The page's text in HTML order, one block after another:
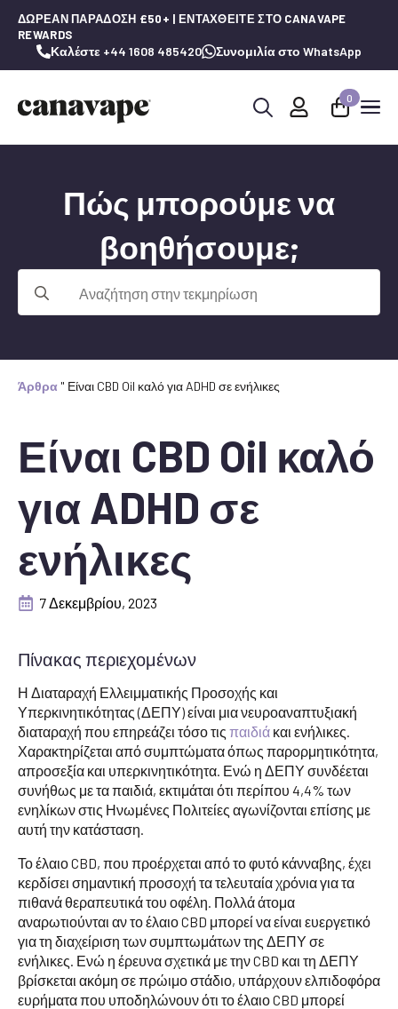
ΔΩΡΕΆΝ ΠΑΡΆΔΟΣΗ £50+ | ΕΝΤΑΧΘΕΊΤΕ ΣΤΟ CANAVAPE
REWARDS
Καλέστε +44 1608 485420 Συνομιλία στο WhatsApp
0
Πώς μπορούμε να
βοηθήσουμε;
για:
Άρθρα " Είναι CBD Oil καλό για ADHD σε ενήλικες
Είναι CBD Oil καλό
για ADHD σε
ενήλικες
7 Δεκεμβρίου, 2023
Η Διαταραχή Ελλειμματικής Προσοχής και
Υπερκινητικότητας (ΔΕΠΥ) είναι μια νευροαναπτυξιακή
διαταραχή που επηρεάζει τόσο τις παιδιά και ενήλικες.
Χαρακτηρίζεται από συμπτώματα όπως παρορμητικότητα,
απροσεξία και υπερκινητικότητα. Ενώ η ΔΕΠΥ συνδέεται
συνήθως με τα παιδιά, εκτιμάται ότι περίπου 4,4% των
ενηλίκων στις Ηνωμένες Πολιτείες αγωνίζονται επίσης με
αυτή την κατάσταση.
Το έλαιο CBD, που προέρχεται από το φυτό κάνναβης, έχει
κερδίσει σημαντική προσοχή τα τελευταία χρόνια για τα
πιθανά θεραπευτικά του οφέλη. Πολλά άτομα
αναρωτιούνται αν το έλαιο CBD μπορεί να είναι ευεργετικό
για τη διαχείριση των συμπτωμάτων της ΔΕΠΥ σε
ενήλικες. Ενώ η έρευνα σχετικά με την CBD και τη ΔΕΠΥ
βρίσκεται ακόμη σε πρώιμο στάδιο, υπάρχουν ελπιδοφόρα
ευρήματα που υποδηλώνουν ότι το έλαιο CBD μπορεί
Πίνακας περιεχομένων